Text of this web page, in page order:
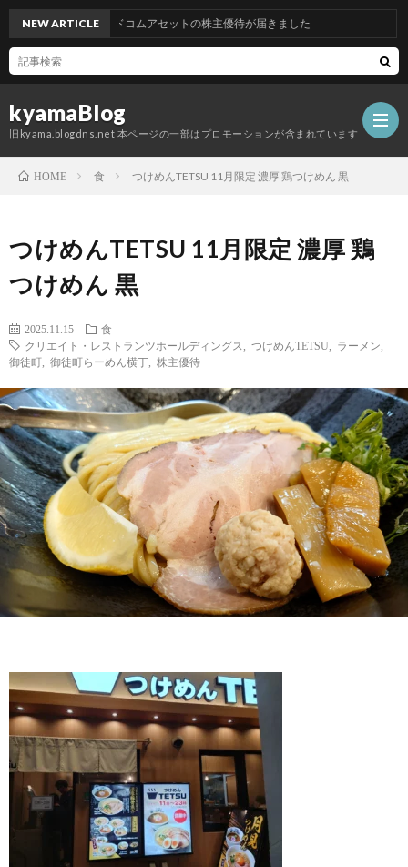
kyamaBlog
旧kyama.blogdns.net 本ページの一部はプロモーションが含まれています
NEW ARTICLE
グッドコムアセットの株主優待が届きました
HOME 食 つけめんTETSU 11月限定 濃厚 鶏つけめん 黒
つけめんTETSU 11月限定 濃厚 鶏
つけめん 黒
2025.11.15
食
クリエイト・レストランツホールディングス
つけめんTETSU ラーメン
御徒町
御徒町らーめん横丁 株主優待